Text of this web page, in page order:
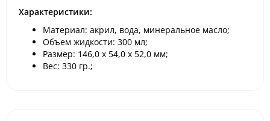
Характеристики:
Материал: акрил, вода, минеральное масло;
Объем жидкости: 300 мл;
Размер: 146,0 х 54,0 х 52,0 мм;
Вес: 330 гр.;